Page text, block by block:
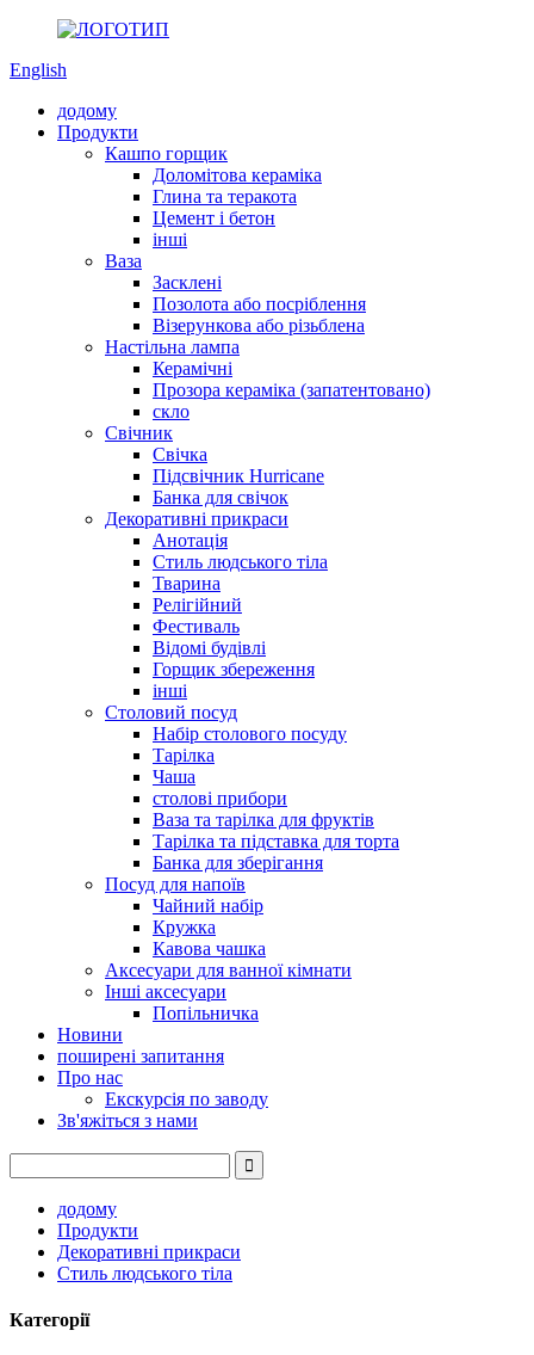
English
додому
Продукти
Кашпо горщик
Доломітова кераміка
Глина та теракота
Цемент і бетон
інші
Ваза
Засклені
Позолота або посріблення
Візерункова або різьблена
Настільна лампа
Керамічні
Прозора кераміка (запатентовано)
скло
Свічник
Свічка
Підсвічник Hurricane
Банка для свічок
Декоративні прикраси
Анотація
Стиль людського тіла
Тварина
Релігійний
Фестиваль
Відомі будівлі
Горщик збереження
інші
Столовий посуд
Набір столового посуду
Тарілка
Чаша
столові прибори
Ваза та тарілка для фруктів
Тарілка та підставка для торта
Банка для зберігання
Посуд для напоїв
Чайний набір
Кружка
Кавова чашка
Аксесуари для ванної кімнати
Інші аксесуари
Попільничка
Новини
поширені запитання
Про нас
Екскурсія по заводу
Зв'яжіться з нами
додому
Продукти
Декоративні прикраси
Стиль людського тіла
Категорії